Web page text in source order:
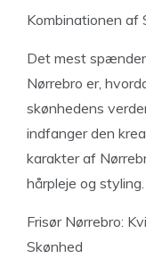
Kombinationen af
Det mest
Nørrebro er,
skønhedens
indfanger den
karakter af
hårpleje og styling.
Frisør Nørrebro:
Skønhed